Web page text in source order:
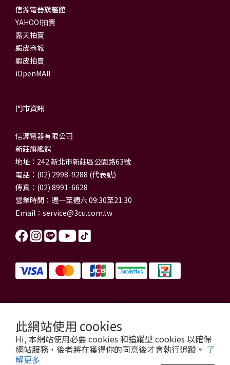
此網站使用 cookies
Hi, 本網站使用必要 cookies 和追蹤型 cookies 以確保
網站服務，後者將在獲得你的同意後才會執行追蹤。 了
解更多
信源電器旗艦館
YAHOO!拍賣
露天拍賣
蝦皮商城
蝦皮拍賣
iOpenMAll
門市資訊
信源電器有限公司
新莊旗艦館
地址：242 新北市新莊區公園路63號
電話：(02) 2998-9288 (代表號)
傳真：(02) 8991-6628
營業時間：週一至週六 09:30至21:30
Email： service@3cu.com.tw
信源電器有限公司 統一編號：84179325
信源電器 版權所有
copyright © 2026 3cu.com.tw All Rights Reserved.